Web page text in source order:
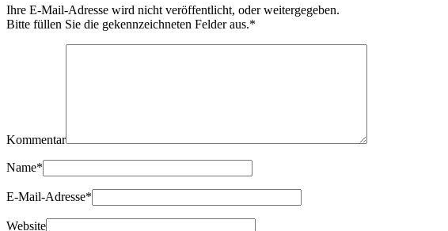
Ihre E-Mail-Adresse wird nicht veröffentlicht, oder weitergegeben.
Bitte füllen Sie die gekennzeichneten Felder aus.*
Kommentar
Name*
E-Mail-Adresse*
Website